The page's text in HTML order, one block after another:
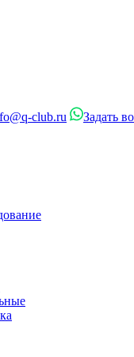
club.ru Задать